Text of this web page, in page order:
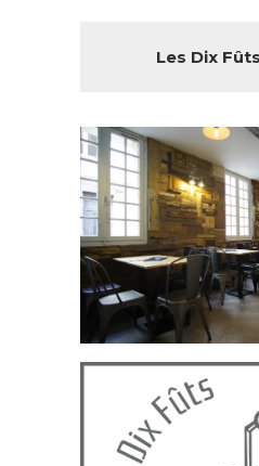
Les Dix